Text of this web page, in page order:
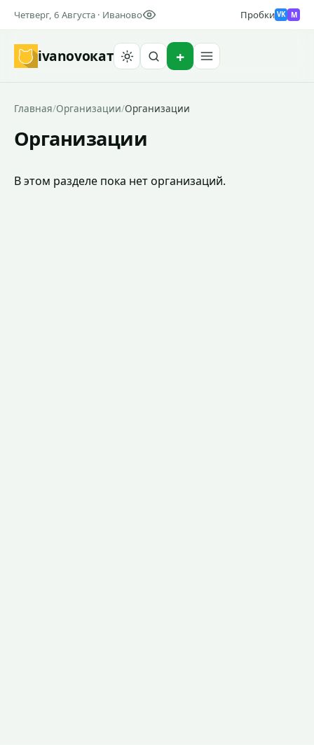
Четверг, 6 Августа · Иваново Пробки VK M
ivanovoкат
Главная/Организации/Организации
Организации
В этом разделе пока нет организаций.